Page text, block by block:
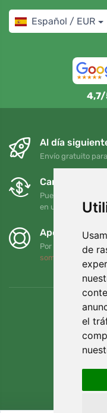
de
el
Español / EUR
Al día
Envío gratuito
Cambios y
Puede devolver o
en un plazo de 90
Apoyamos a
Por cada pedido
somos